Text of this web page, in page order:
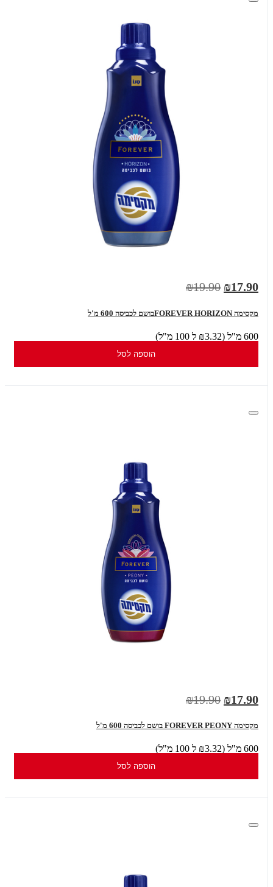
₪17.90
₪19.90
מקסימה FOREVER HORIZONבושם לכביסה 600 מ'ל
600 מ"ל (₪3.32 ל 100 מ"ל)
הוספה לסל
₪17.90
₪19.90
מקסימה FOREVER PEONY בושם לכביסה 600 מ'ל
600 מ"ל (₪3.32 ל 100 מ"ל)
הוספה לסל